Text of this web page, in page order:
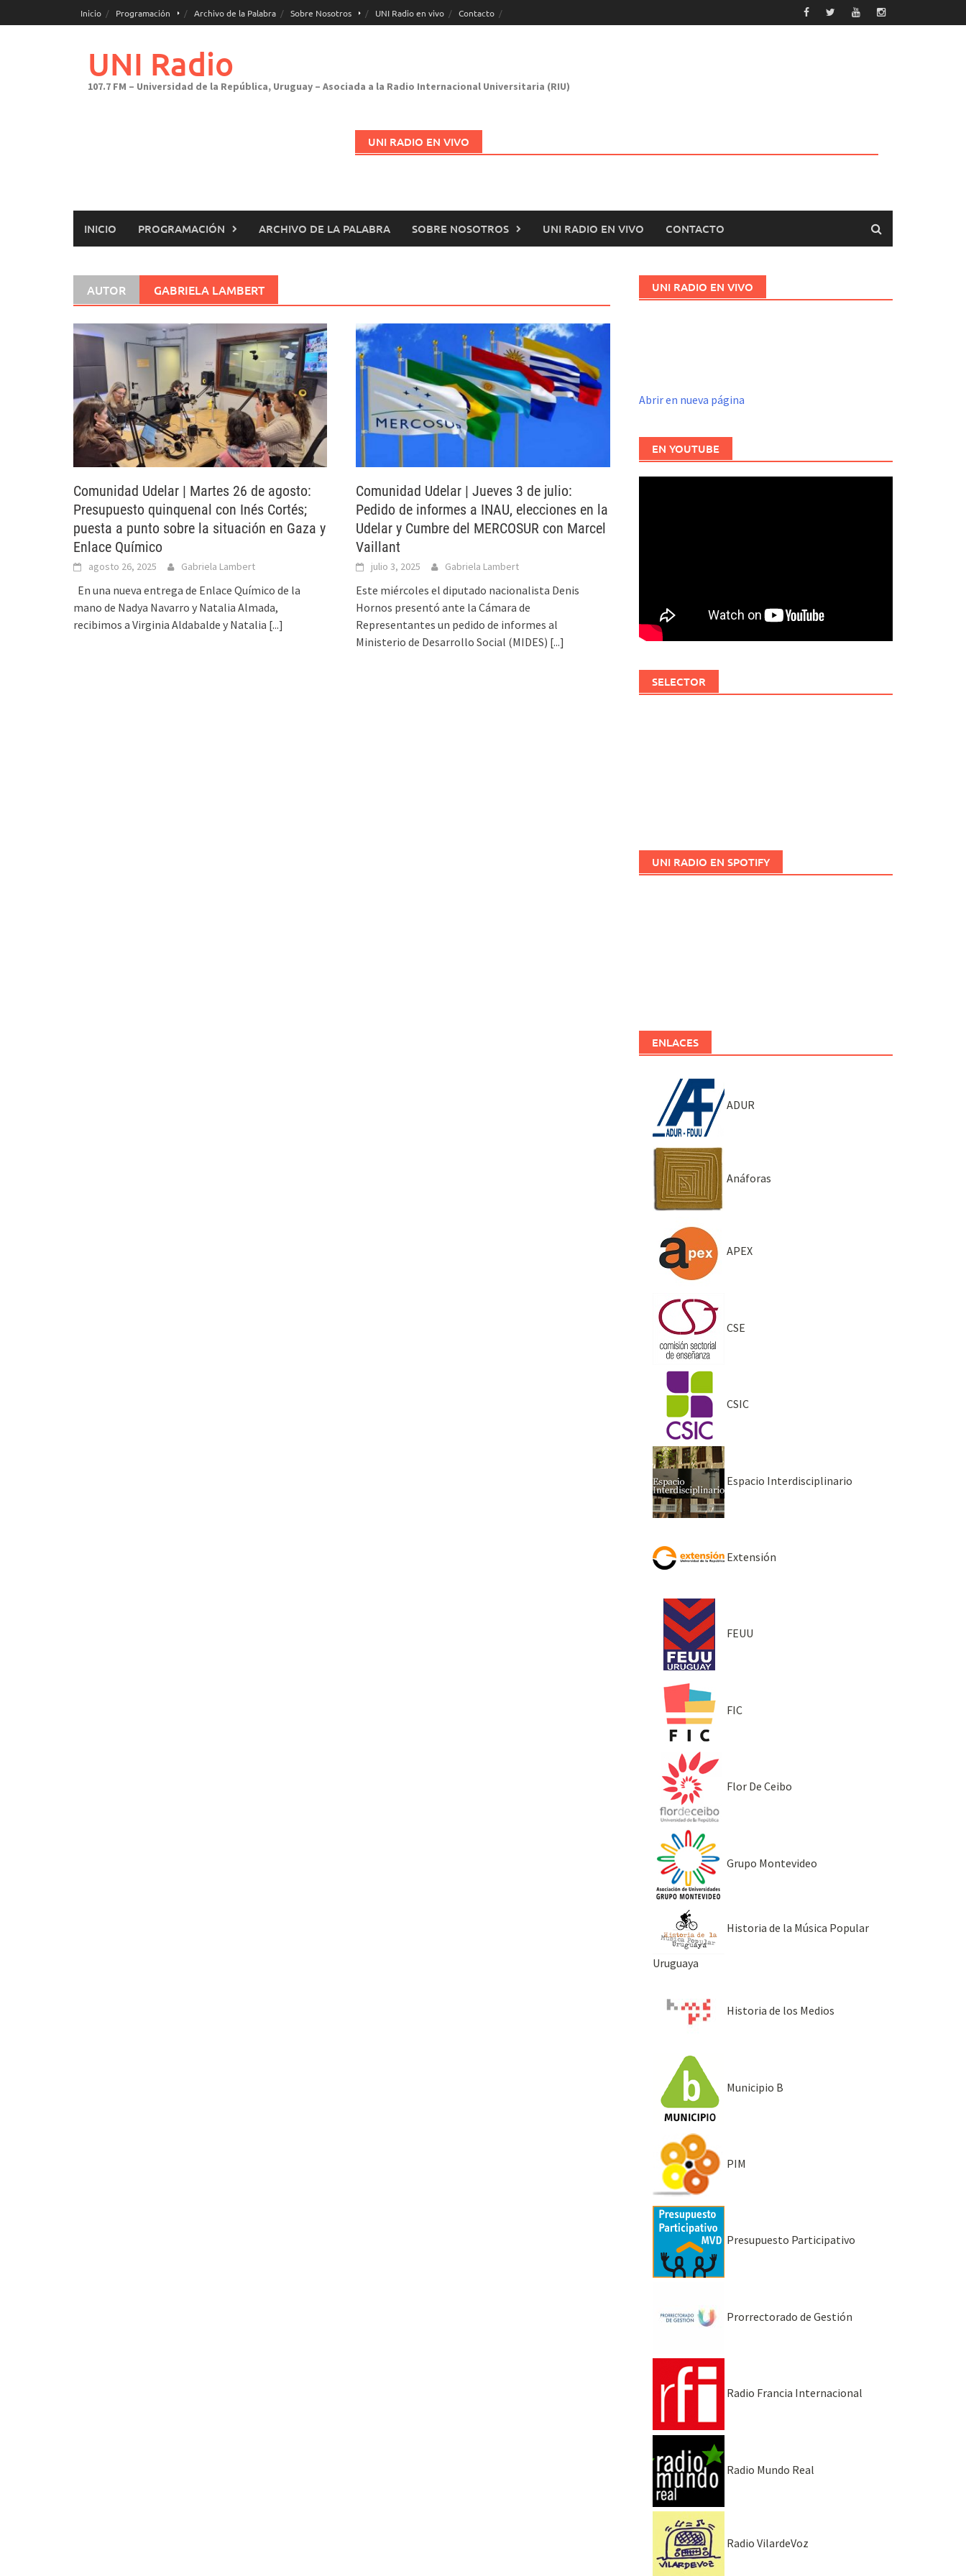
al
Inicio Programación Archivo de la Palabra Sobre Nosotros UNI Radio en vivo Contacto
UNI Radio
107.7 FM – Universidad de la República, Uruguay – Asociada a la Radio Internacional Universitaria (RIU)
UNI RADIO EN VIVO
INICIO PROGRAMACIÓN ARCHIVO DE LA PALABRA SOBRE NOSOTROS UNI RADIO EN VIVO CONTACTO
AUTOR GABRIELA LAMBERT
Comunidad Udelar | Martes 26 de agosto:
Presupuesto quinquenal con Inés Cortés;
puesta a punto sobre la situación en Gaza y
Enlace Químico
agosto 26, 2025 Gabriela Lambert
En una nueva entrega de Enlace Químico de la
mano de Nadya Navarro y Natalia Almada,
recibimos a Virginia Aldabalde y Natalia [...]
Comunidad Udelar | Jueves 3 de julio:
Pedido de informes a INAU, elecciones en la
Udelar y Cumbre del MERCOSUR con Marcel
Vaillant
julio 3, 2025 Gabriela Lambert
Este miércoles el diputado nacionalista Denis
Hornos presentó ante la Cámara de
Representantes un pedido de informes al
Ministerio de Desarrollo Social (MIDES) [...]
UNI RADIO EN VIVO
Abrir en nueva página
EN YOUTUBE
SELECTOR
UNI RADIO EN SPOTIFY
ENLACES
ADUR
Anáforas
APEX
CSE
CSIC
Espacio Interdisciplinario
Extensión
FEUU
FIC
Flor De Ceibo
Grupo Montevideo
Historia de la Música Popular
Uruguaya
Historia de los Medios
Municipio B
PIM
Presupuesto Participativo
Prorrectorado de Gestión
Radio Francia Internacional
Radio Mundo Real
Radio VilardeVoz